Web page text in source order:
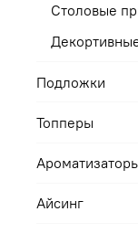
Столовые
Подложки
Топперы
Айсинг